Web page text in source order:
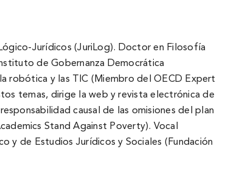
Jurí­dicos (JuriLog). Doctor en Filosofí­a
de Gobernanza Democrática
robótica y las TIC (Miembro del OECD Expert
temas, dirige la web y revista electrónica de
causal de las omisiones del plan
Stand Against Poverty). Vocal
y de Estudios Jurí­dicos y Sociales (Fundación